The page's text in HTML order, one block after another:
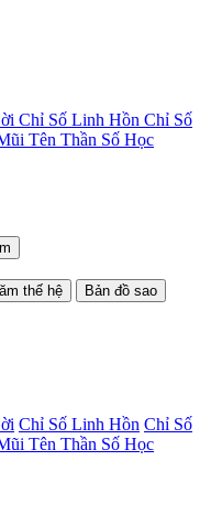
Chỉ Số Linh Hồn Chỉ Số
Tên Thần Số Học
thế hệ
Bản đồ sao
Chỉ Số Linh Hồn Chỉ Số
Tên Thần Số Học